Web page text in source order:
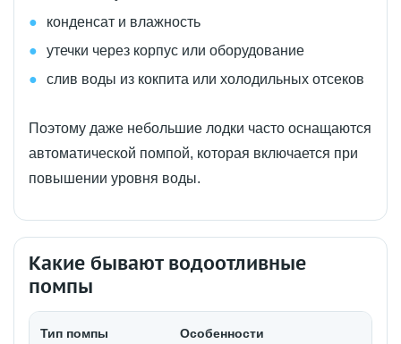
конденсат и влажность
утечки через корпус или оборудование
слив воды из кокпита или холодильных отсеков
Поэтому даже небольшие лодки часто оснащаются
автоматической помпой, которая включается при
повышении уровня воды.
Какие бывают водоотливные
помпы
Тип помпы Особенности